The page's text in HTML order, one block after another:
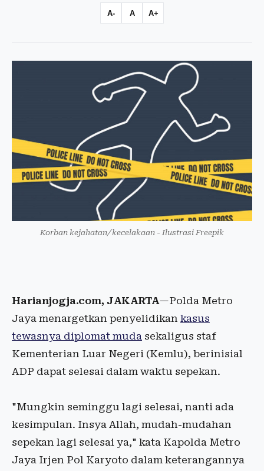
A- A A+
Korban kejahatan/kecelakaan - Ilustrasi Freepik
Harianjogja.com, JAKARTA—Polda Metro
Jaya menargetkan penyelidikan kasus
tewasnya diplomat muda sekaligus staf
Kementerian Luar Negeri (Kemlu), berinisial
ADP dapat selesai dalam waktu sepekan.
"Mungkin seminggu lagi selesai, nanti ada
kesimpulan. Insya Allah, mudah-mudahan
sepekan lagi selesai ya," kata Kapolda Metro
Jaya Irjen Pol Karyoto dalam keterangannya